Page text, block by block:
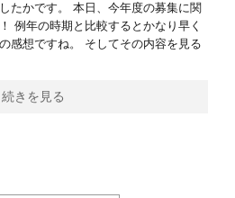
たかです。 本日、今年度の募集に関
例年の時期と比較するとかなり早く
感想ですね。 そしてその内容を見る
続きを見る